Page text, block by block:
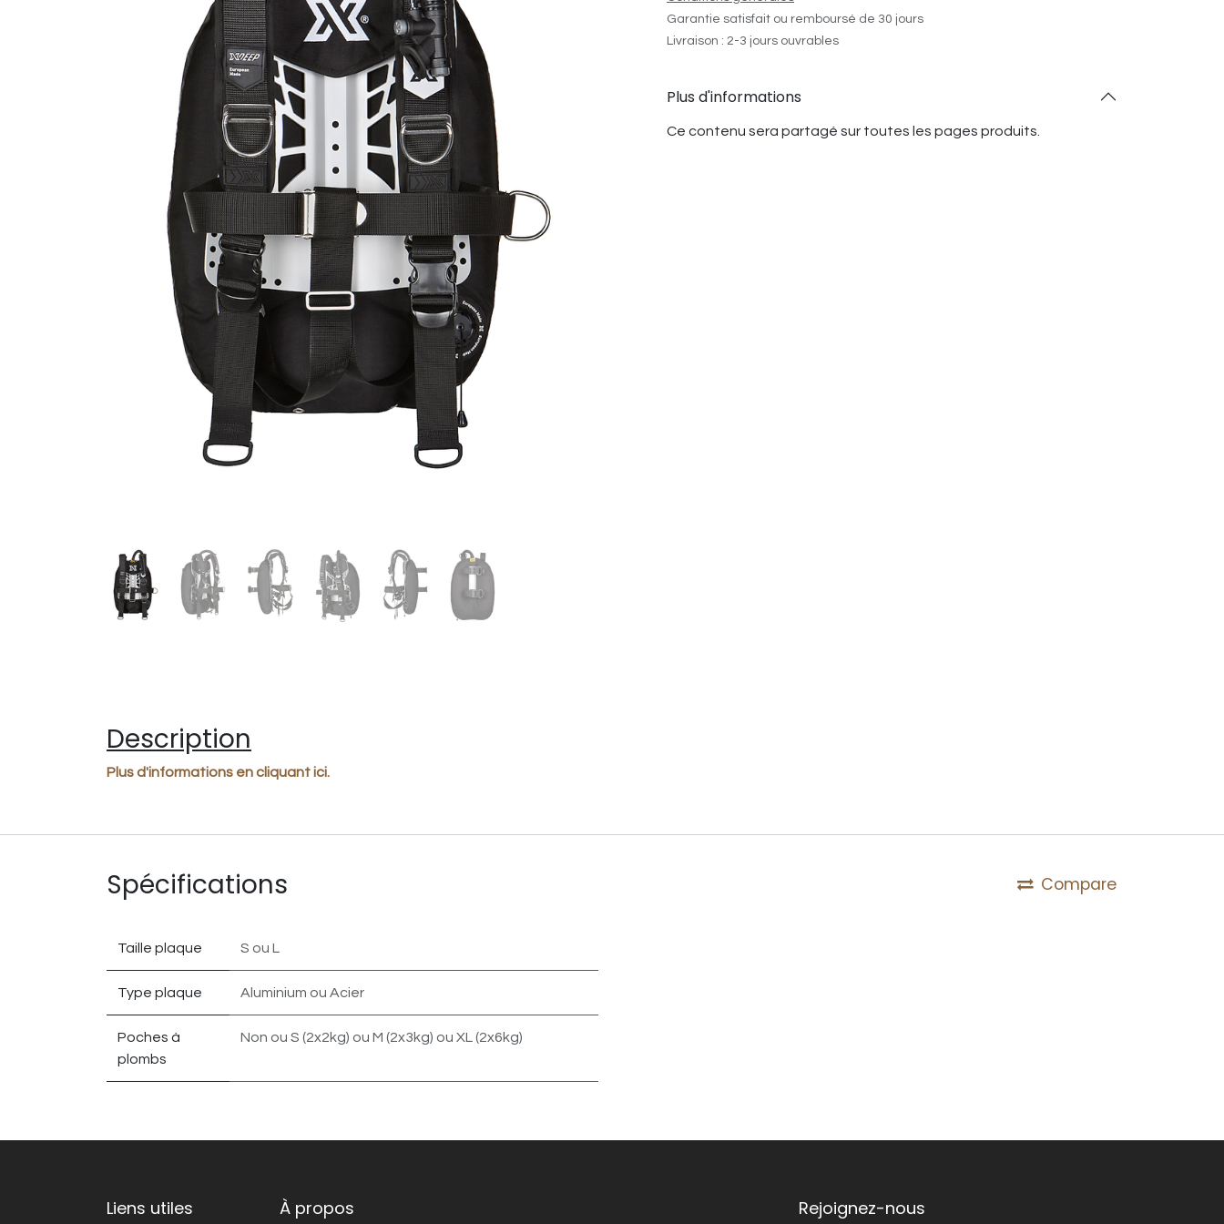
Garantie satisfait ou remboursé de 30 jours
Livraison : 2-3 jours ouvrables
Plus d'informations
Ce contenu sera partagé sur toutes les pages produits.
Description
Plus d'informations en cliquant ici.
Spécifications Compare
Taille plaque S ou L
Type plaque Aluminium ou Acier
Poches à
plombs
Non ou S (2x2kg) ou M (2x3kg) ou XL (2x6kg)
Liens utiles À propos Rejoignez-nous